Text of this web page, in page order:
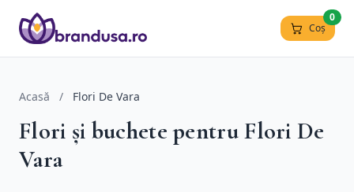
Coș
0
Acasă / Flori De Vara
Flori și buchete pentru Flori De
Vara